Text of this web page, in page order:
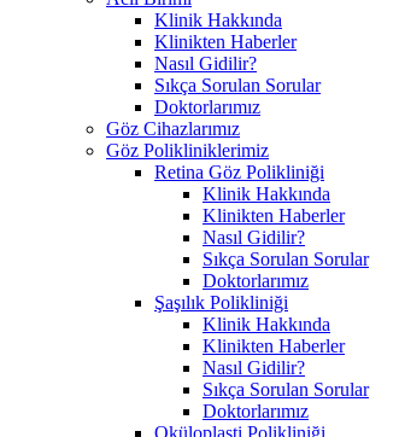
Klinik Hakkında
Klinikten Haberler
Nasıl Gidilir?
Sıkça Sorulan Sorular
Doktorlarımız
Göz Cihazlarımız
Göz Polikliniklerimiz
Retina Göz Polikliniği
Klinik Hakkında
Klinikten Haberler
Nasıl Gidilir?
Sıkça Sorulan Sorular
Doktorlarımız
Şaşılık Polikliniği
Klinik Hakkında
Klinikten Haberler
Nasıl Gidilir?
Sıkça Sorulan Sorular
Doktorlarımız
Oküloplasti Polikliniği